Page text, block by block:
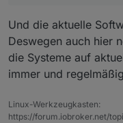
befinden.
gedacht im
fehler meist
Und die aktuelle
Deswegen auch hier
die Systeme auf
immer und
Linux-Werkzeugkasten:
https://forum.iobroker.net/